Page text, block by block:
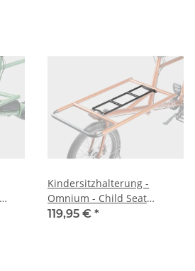
Kindersitzhalterung -
Omnium - Child Seat
Bracket
119,95 € *